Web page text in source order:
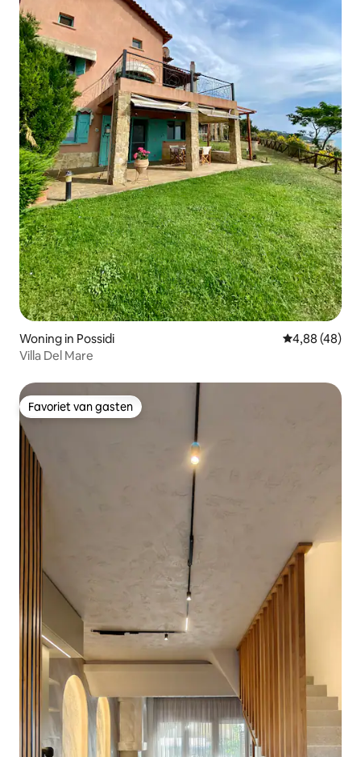
Woning in Possidi Gemiddelde
4,88 (48)
Villa Del Mare
Favoriet van gasten
Favoriet van gasten